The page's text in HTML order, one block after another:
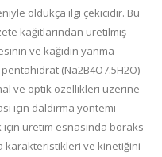
oldukça ilgi çekicidir. Bu
kağıtlarından üretilmiş
ve kağıdın yanma
(Na2B4O7.5H2O)
ve optik özellikleri üzerine
için daldırma yöntemi
için üretim esnasında boraks
karakteristikleri ve kinetiğini